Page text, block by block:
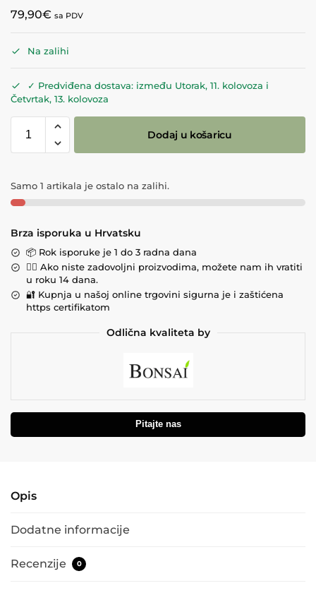
79,90€ sa PDV
Na zalihi
✓ Predviđena dostava: između Utorak, 11. kolovoza i
Četvrtak, 13. kolovoza
Dodaj u košaricu
Samo 1 artikala je ostalo na zalihi.
Brza isporuka u Hrvatsku
📦 Rok isporuke je 1 do 3 radna dana
💁‍♀️ Ako niste zadovoljni proizvodima, možete nam ih vratiti
u roku 14 dana.
🔐 Kupnja u našoj online trgovini sigurna je i zaštićena
https certifikatom
Odlična kvaliteta by
Pitajte nas
Opis
Dodatne informacije
Recenzije 0